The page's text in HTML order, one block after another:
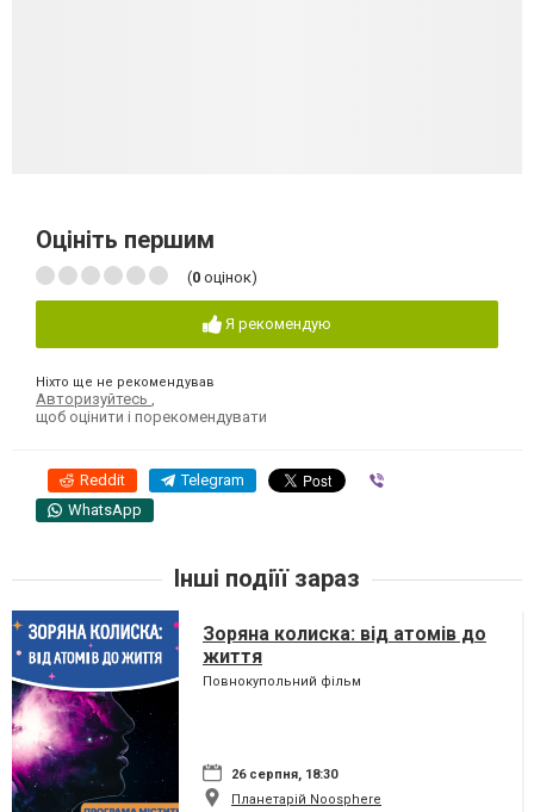
Оцініть першим
(0 оцінок)
Я рекомендую
Ніхто ще не рекомендував
Авторизуйтесь ,
щоб оцінити і порекомендувати
Reddit Telegram
WhatsApp
Інші подіїї зараз
Зоряна колиска: від атомів до
життя
Повнокупольний фільм
26 серпня, 18:30
Планетарій Noosphere